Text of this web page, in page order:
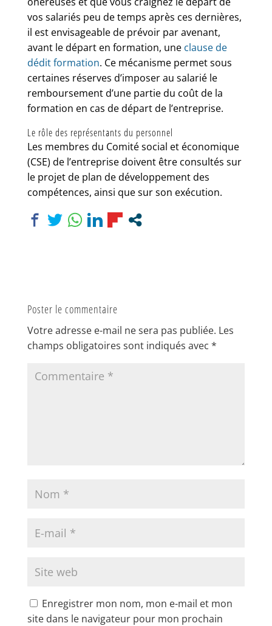
vos salariés peu de temps après ces dernières,
il est envisageable de prévoir par avenant,
avant le départ en formation, une clause de
dédit formation. Ce mécanisme permet sous
certaines réserves d’imposer au salarié le
remboursement d’une partie du coût de la
formation en cas de départ de l’entreprise.
Le rôle des représentants du personnel
Les membres du Comité social et économique
(CSE) de l’entreprise doivent être consultés sur
le projet de plan de développement des
compétences, ainsi que sur son exécution.
Poster le commentaire
Votre adresse e-mail ne sera pas publiée. Les
champs obligatoires sont indiqués avec *
Enregistrer mon nom, mon e-mail et mon
site dans le navigateur pour mon prochain